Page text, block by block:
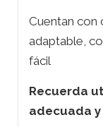
Cuentan con
adaptable,
fácil
Recuerda
adecuada